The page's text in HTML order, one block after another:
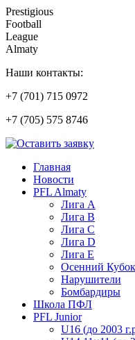
Prestigious
Football
League
Almaty
Наши контакты:
+7 (701) 715 0972
+7 (705) 575 8746
Главная
Новости
PFL Almaty
Лига A
Лига В
Лига С
Лига D
Лига Е
Осенний
Нарушители
Бомбардиры
Школа ПФЛ
PFL Junior
U16 (до 2003